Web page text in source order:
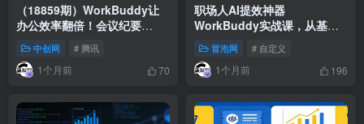
（18859期）WorkBuddy让
办公效率翻倍！会议纪要
+PPT+Excel一键生成，80%
重复工作AI自动干
中创网 # 腾讯
1个月前 70
职场人AI提效神器
WorkBuddy实战课，从基础
PPT-数据-会议全场景自动化
冒泡网 # 自定义
1个月前 196